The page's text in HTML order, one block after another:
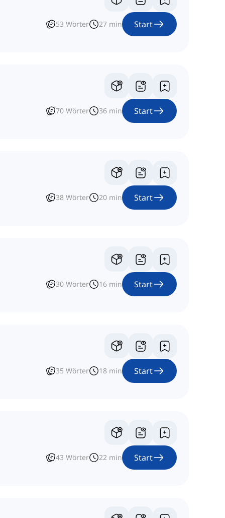
53 Wörter 27 min Start
70 Wörter 36 min Start
38 Wörter 20 min Start
30 Wörter 16 min Start
35 Wörter 18 min Start
43 Wörter 22 min Start